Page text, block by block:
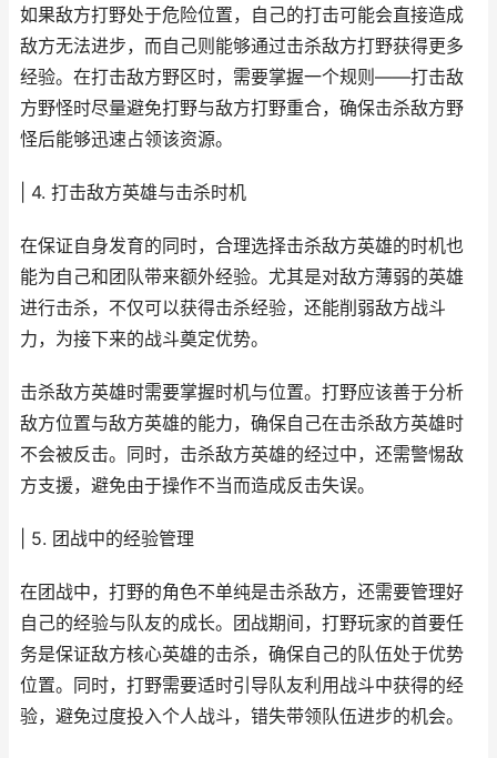
如果敌方打野处于危险位置，自己的打击可能会直接造成
敌方无法进步，而自己则能够通过击杀敌方打野获得更多
经验。在打击敌方野区时，需要掌握一个规则——打击敌
方野怪时尽量避免打野与敌方打野重合，确保击杀敌方野
怪后能够迅速占领该资源。
| 4. 打击敌方英雄与击杀时机
在保证自身发育的同时，合理选择击杀敌方英雄的时机也
能为自己和团队带来额外经验。尤其是对敌方薄弱的英雄
进行击杀，不仅可以获得击杀经验，还能削弱敌方战斗
力，为接下来的战斗奠定优势。
击杀敌方英雄时需要掌握时机与位置。打野应该善于分析
敌方位置与敌方英雄的能力，确保自己在击杀敌方英雄时
不会被反击。同时，击杀敌方英雄的经过中，还需警惕敌
方支援，避免由于操作不当而造成反击失误。
| 5. 团战中的经验管理
在团战中，打野的角色不单纯是击杀敌方，还需要管理好
自己的经验与队友的成长。团战期间，打野玩家的首要任
务是保证敌方核心英雄的击杀，确保自己的队伍处于优势
位置。同时，打野需要适时引导队友利用战斗中获得的经
验，避免过度投入个人战斗，错失带领队伍进步的机会。